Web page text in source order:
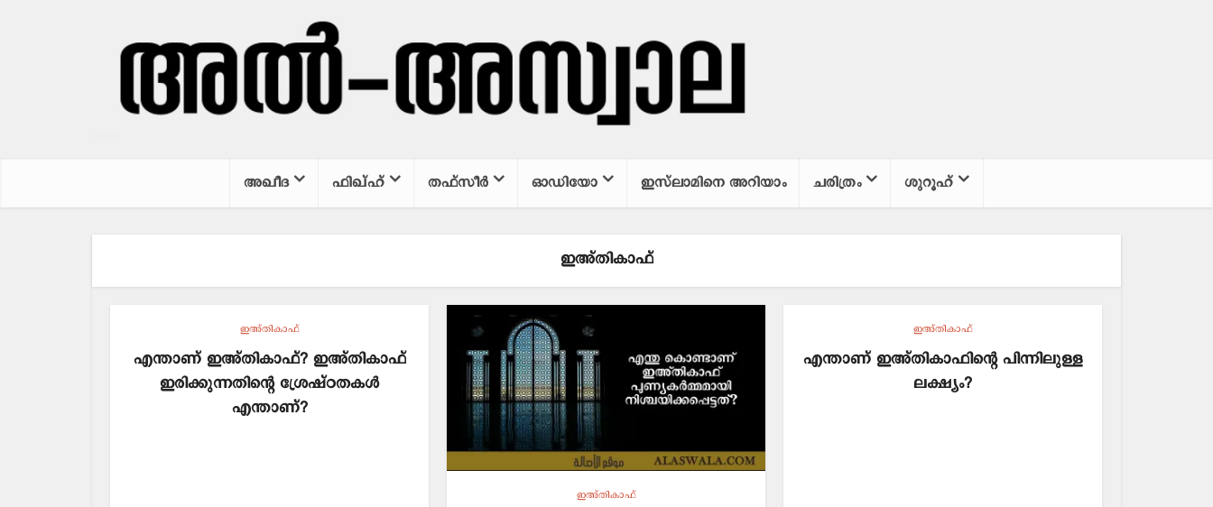
അഖീദ ഫിഖ്ഹ് തഫ്സീര്‍ ഓഡിയോ ഇസ്‌ലാമിനെ അറിയാം ചരിത്രം ശുറൂഹ്
ഇഅ്തികാഫ്
ഇഅ്തികാഫ്
എന്താണ് ഇഅ്തികാഫ്? ഇഅ്തികാഫ്
ഇരിക്കുന്നതിന്റെ ശ്രേഷ്ഠതകൾ
എന്താണ്?
ഇഅ്തികാഫ്
ഇഅ്തികാഫ്
എന്താണ് ഇഅ്തികാഫിന്റെ പിന്നിലുള്ള
ലക്ഷ്യം?